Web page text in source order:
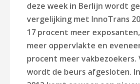
deze week in Berlijn wordt
vergelijking met InnoTrans
17 procent meer
meer oppervlakte en
procent meer vakbezoekers.
wordt de beurs afgesloten.